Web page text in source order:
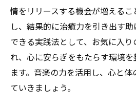
情をリリースする機会が増える
し、結果的に治癒力を引き出す
できる実践法として、お気に入
れ、心に安らぎをもたらす環境
ます。音楽の力を活用し、心と
ていきましょう。